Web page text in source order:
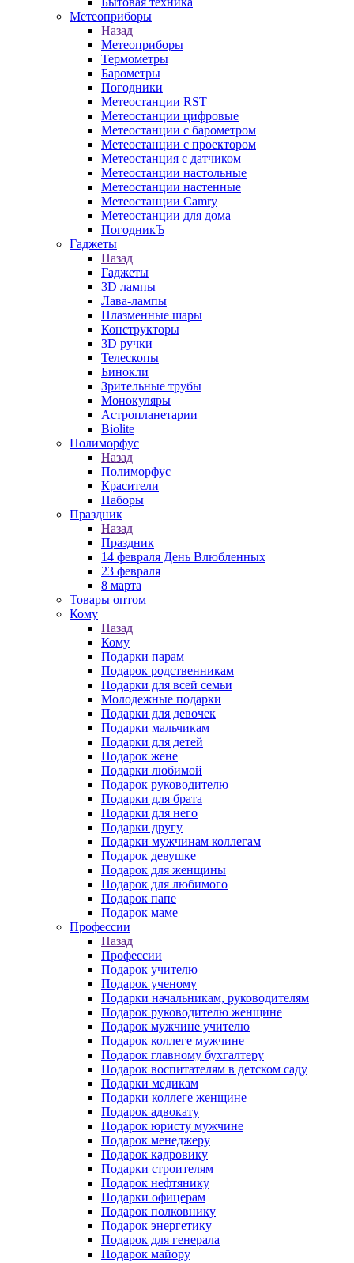
Метеоприборы
Назад
Метеоприборы
Термометры
Барометры
Погодники
Метеостанции RST
Метеостанции цифровые
Метеостанции с барометром
Метеостанции с проектором
Метеостанция с датчиком
Метеостанции настольные
Метеостанции настенные
Метеостанции Camry
Метеостанции для дома
ПогодникЪ
Гаджеты
Назад
Гаджеты
3D лампы
Лава-лампы
Плазменные шары
Конструкторы
3D ручки
Телескопы
Бинокли
Зрительные трубы
Монокуляры
Астропланетарии
Biolite
Полиморфус
Назад
Полиморфус
Красители
Наборы
Праздник
Назад
Праздник
14 февраля День Влюбленных
23 февраля
8 марта
Товары оптом
Кому
Назад
Кому
Подарки парам
Подарок родственникам
Подарки для всей семьи
Молодежные подарки
Подарки для девочек
Подарки мальчикам
Подарки для детей
Подарок жене
Подарки любимой
Подарок руководителю
Подарки для брата
Подарки для него
Подарки другу
Подарки мужчинам коллегам
Подарок девушке
Подарок для женщины
Подарок для любимого
Подарок папе
Подарок маме
Профессии
Назад
Профессии
Подарок учителю
Подарок ученому
Подарки начальникам, руководителям
Подарок руководителю женщине
Подарок мужчине учителю
Подарок коллеге мужчине
Подарок главному бухгалтеру
Подарок воспитателям в детском саду
Подарки медикам
Подарки коллеге женщине
Подарок адвокату
Подарок юристу мужчине
Подарок менеджеру
Подарок кадровику
Подарки строителям
Подарок нефтянику
Подарки офицерам
Подарок полковнику
Подарок энергетику
Подарок для генерала
Подарок майору